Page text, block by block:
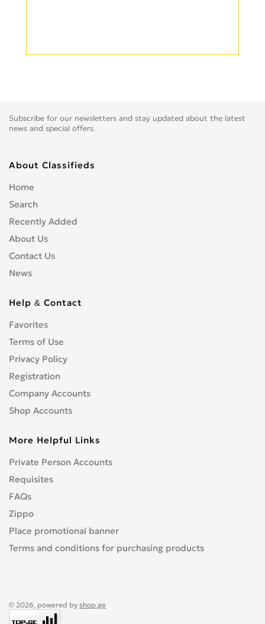
Subscribe for our newsletters and stay updated about the latest
news and special offers.
About Classifieds
Home
Search
Recently Added
About Us
Contact Us
News
Help & Contact
Favorites
Terms of Use
Privacy Policy
Registration
Company Accounts
Shop Accounts
More Helpful Links
Private Person Accounts
Requisites
FAQs
Zippo
Place promotional banner
Terms and conditions for purchasing products
© 2026, powered by shop.ge